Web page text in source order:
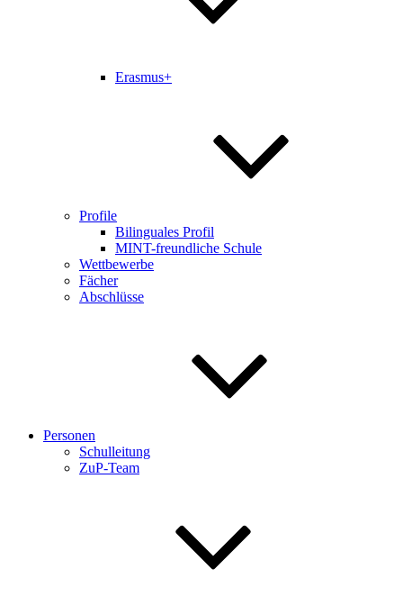
Erasmus+
Profile
Bilinguales Profil
MINT-freundliche Schule
Wettbewerbe
Fächer
Abschlüsse
Personen
Schulleitung
ZuP-Team